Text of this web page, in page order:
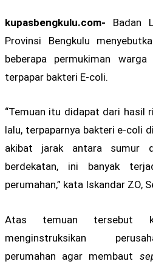
kupasbengkulu.com- Badan
Provinsi Bengkulu
beberapa permukiman
terpapar bakteri E-coli.
“Temuan itu didapat dari hasil
lalu, terpaparnya bakteri e-coli
akibat jarak antara sumur
berdekatan, ini banyak
perumahan,” kata Iskandar ZO,
Atas temuan tersebut
menginstruksikan
perumahan agar membaut